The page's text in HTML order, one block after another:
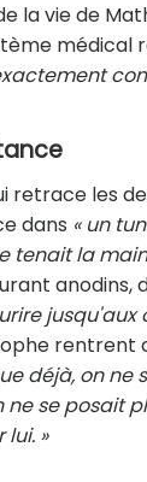
la vie de
médical
retrace les
dans « un
tenait la
anodins,
jusqu'aux
rentrent
déjà, on
ne se posait
»